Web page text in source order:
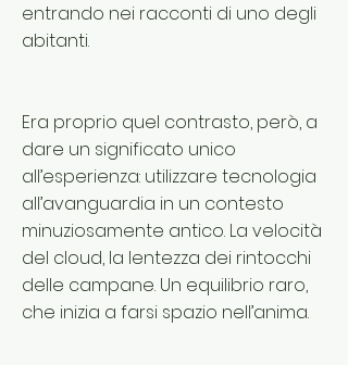
entrando nei racconti di uno degli
abitanti.
Era proprio quel contrasto, però, a
dare un significato unico
all’esperienza: utilizzare tecnologia
all’avanguardia in un contesto
minuziosamente antico. La velocità
del cloud, la lentezza dei rintocchi
delle campane. Un equilibrio raro,
che inizia a farsi spazio nell’anima.